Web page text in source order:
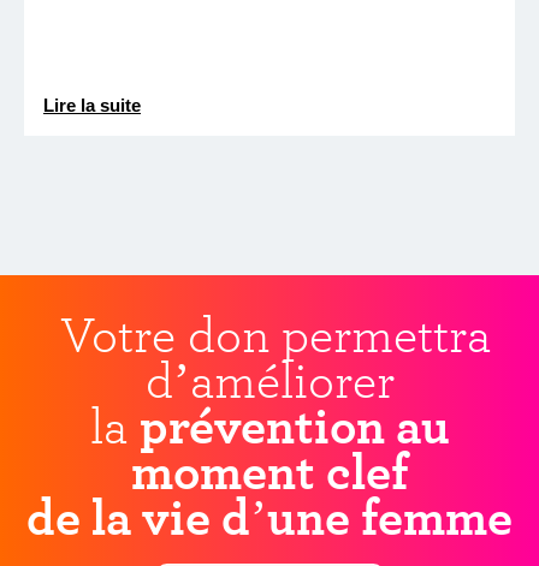
Lire la suite
Votre don permettra
d’améliorer
la prévention au
moment clef
de la vie d’une femme